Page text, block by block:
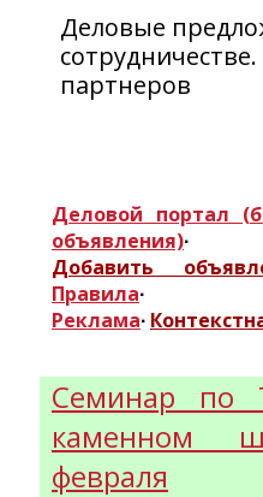
Деловые
партнеров
Деловой портал
объявления)∙
Добавить
Правила∙
Реклама∙
Семинар по
каменном
февраля